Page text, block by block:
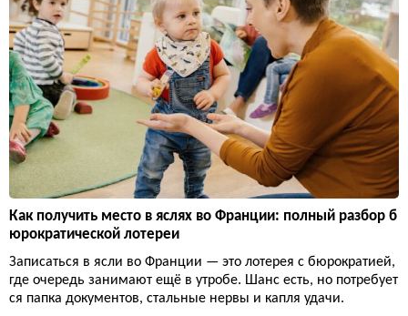
Как получить место в яслях во Франции: полный разбор б
юрократической лотереи
Записаться в ясли во Франции — это лотерея с бюрократией,
где очередь занимают ещё в утробе. Шанс есть, но потребует
ся папка документов, стальные нервы и капля удачи.